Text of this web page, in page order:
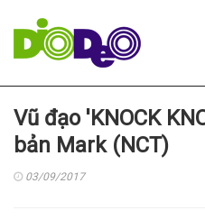
Vũ đạo 'KNOCK
bản Mark (NCT)
03/09/2017